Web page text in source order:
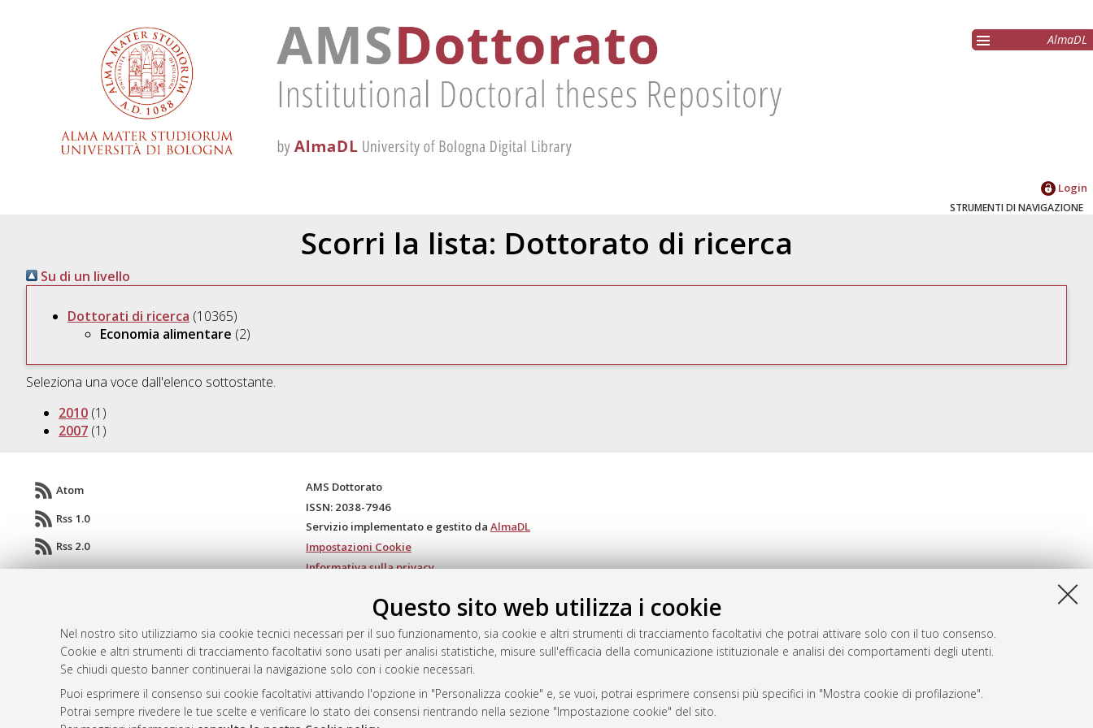
Questo sito web utilizza i cookie
Nel nostro sito utilizziamo sia cookie tecnici necessari per il suo funzionamento, sia cookie e altri strumenti di tracciamento facoltativi che potrai attivare solo con il tuo consenso.
Cookie e altri strumenti di tracciamento facoltativi sono usati per analisi statistiche, misure sull'efficacia della comunicazione istituzionale e analisi dei comportamenti degli utenti.
Se chiudi questo banner continuerai la navigazione solo con i cookie necessari.
Puoi esprimere il consenso sui cookie facoltativi attivando l'opzione in "Personalizza cookie" e, se vuoi, potrai esprimere consensi più specifici in "Mostra cookie di profilazione".
Potrai sempre rivedere le tue scelte e verificare lo stato dei consensi rientrando nella sezione "Impostazione cookie" del sito.
AlmaDL
Login
STRUMENTI DI NAVIGAZIONE
Scorri la lista: Dottorato di ricerca
Su di un livello
Dottorati di ricerca (10365)
Economia alimentare (2)
Seleziona una voce dall'elenco sottostante.
2010(1)
2007(1)
Atom
Rss 1.0
Rss 2.0
AMS Dottorato
ISSN: 2038-7946
Servizio implementato e gestito da AlmaDL
Impostazioni Cookie
Informativa sulla privacy
© ALMA MATER STUDIORUM - Università di Bologna, 2007-2026.